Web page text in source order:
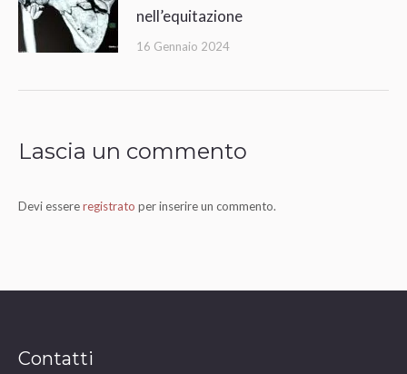
nell’equitazione
16 Gennaio 2024
Lascia un commento
Devi essereregistrato per inserire un commento.
Contatti